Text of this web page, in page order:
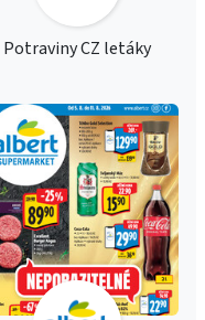
Potraviny CZ letáky